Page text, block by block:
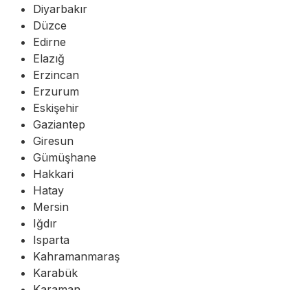
Diyarbakır
Düzce
Edirne
Elazığ
Erzincan
Erzurum
Eskişehir
Gaziantep
Giresun
Gümüşhane
Hakkari
Hatay
Mersin
Iğdır
Isparta
Kahramanmaraş
Karabük